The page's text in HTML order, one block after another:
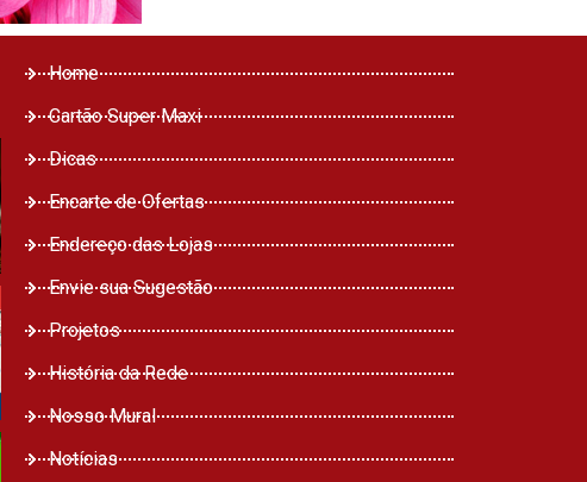
Home
Cartão Super Maxi
Dicas
Encarte de Ofertas
Endereço das Lojas
Envie sua Sugestão
Projetos
História da Rede
Nosso Mural
Notícias